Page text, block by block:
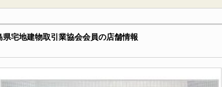
宅地建物取引業協会会員の店舗情報